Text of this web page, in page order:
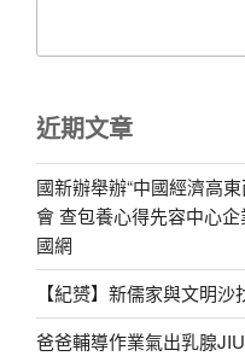
近期文章
國新辦舉辦“中國經濟高
會 查包養心得先容中心
國網
【紀赟】新儒家與文明
爸爸輔導作業氣出乳腺